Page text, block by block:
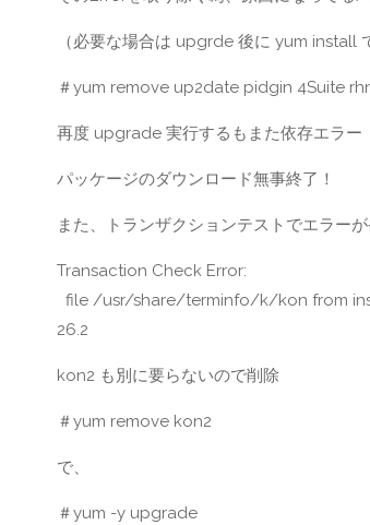
（必要な場合は upgrde 後に yum install
＃yum remove up2date pidgin 4Suite
再度 upgrade 実行するもまた依存エラー
パッケージのダウンロード無事終了！
また、トランザクションテストでエラーが
Transaction Check Error:
file /usr/share/terminfo/k/kon from
26.2
kon2 も別に要らないので削除
＃yum remove kon2
で、
＃yum -y upgrade